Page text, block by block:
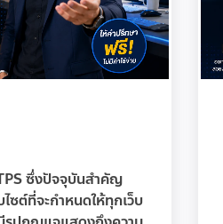
ซึ่งปัจจุบันสำคัญ
ไซต์ที่จะกำหนดให้ทุกเว็บ